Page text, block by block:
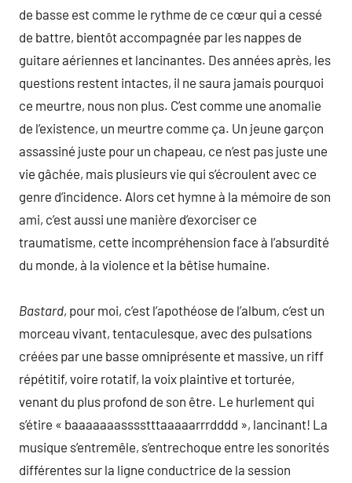
de basse est comme le rythme de ce cœur qui a cessé
de battre, bientôt accompagnée par les nappes de
guitare aériennes et lancinantes. Des années après, les
questions restent intactes, il ne saura jamais pourquoi
ce meurtre, nous non plus. C’est comme une anomalie
de l’existence, un meurtre comme ça. Un jeune garçon
assassiné juste pour un chapeau, ce n’est pas juste une
vie gâchée, mais plusieurs vie qui s’écroulent avec ce
genre d’incidence. Alors cet hymne à la mémoire de son
ami, c’est aussi une manière d’exorciser ce
traumatisme, cette incompréhension face à l’absurdité
du monde, à la violence et la bêtise humaine.
Bastard, pour moi, c’est l’apothéose de l’album, c’est un
morceau vivant, tentaculesque, avec des pulsations
créées par une basse omniprésente et massive, un riff
répétitif, voire rotatif, la voix plaintive et torturée,
venant du plus profond de son être. Le hurlement qui
s’étire « baaaaaaasssstttaaaaarrrdddd », lancinant! La
musique s’entremêle, s’entrechoque entre les sonorités
différentes sur la ligne conductrice de la session